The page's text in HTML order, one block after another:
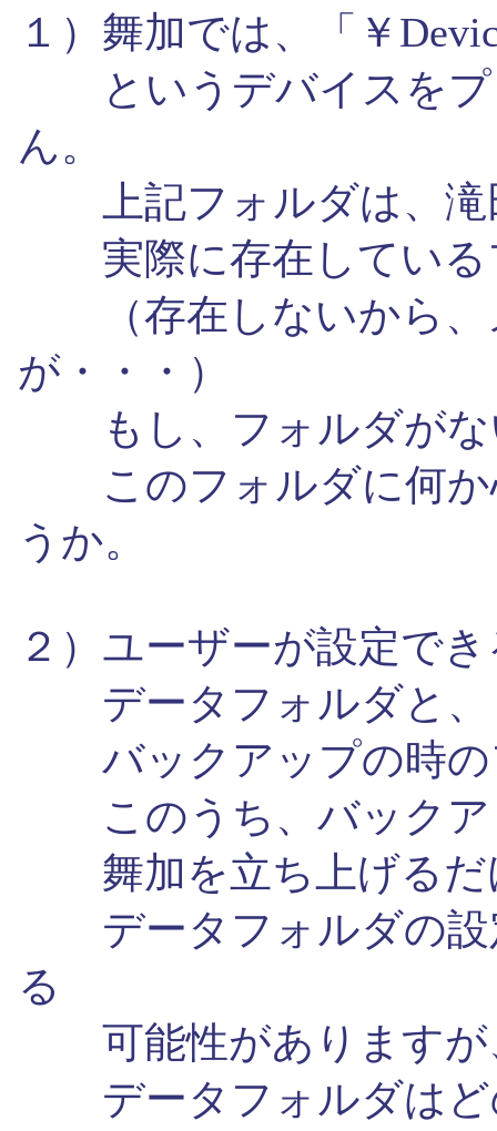
１）舞加では、「￥
というデバイスをプ
ん。
上記フォルダは、滝
実際に存在している
（存在しないから、
が・・・）
もし、フォルダがな
このフォルダに何か
うか。
２）ユーザーが設定で
データフォルダと、
バックアップの時の
このうち、バックア
舞加を立ち上げるだ
データフォルダの設
る
可能性がありますが
データフォルダはど